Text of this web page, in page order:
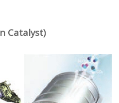
Catalyst)